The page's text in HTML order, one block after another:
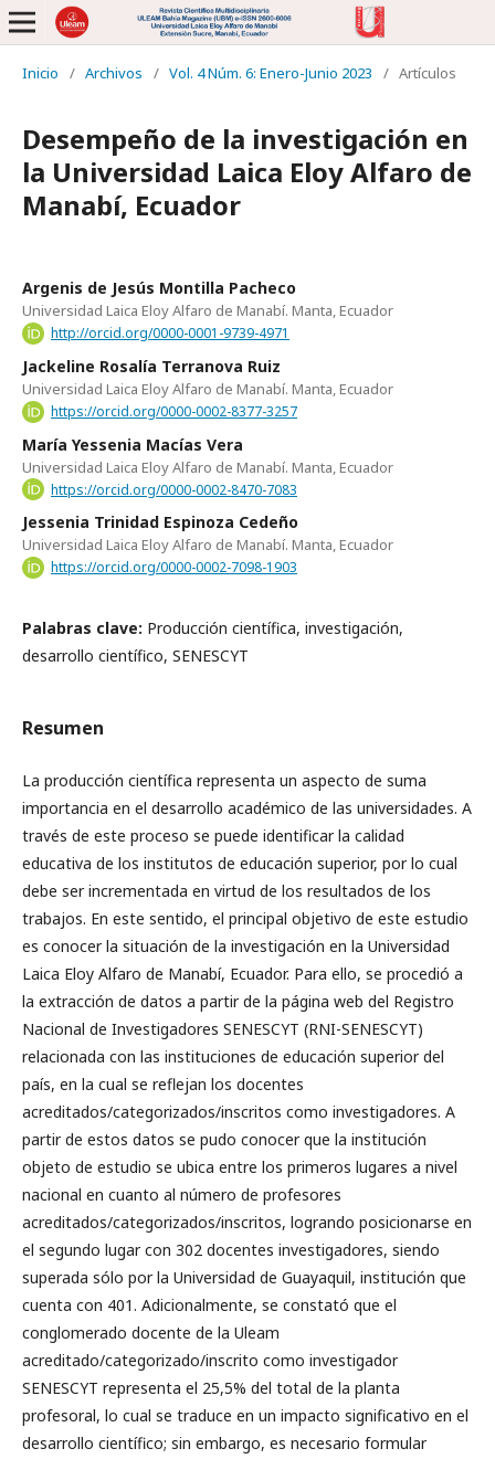
Inicio / Archivos / Vol. 4 Núm. 6: Enero-Junio 2023 / Artículos
Desempeño de la investigación en
la Universidad Laica Eloy Alfaro de
Manabí, Ecuador
Argenis de Jesús Montilla Pacheco
Universidad Laica Eloy Alfaro de Manabí. Manta, Ecuador
http://orcid.org/0000-0001-9739-4971
Jackeline Rosalía Terranova Ruiz
Universidad Laica Eloy Alfaro de Manabí. Manta, Ecuador
https://orcid.org/0000-0002-8377-3257
María Yessenia Macías Vera
Universidad Laica Eloy Alfaro de Manabí. Manta, Ecuador
https://orcid.org/0000-0002-8470-7083
Jessenia Trinidad Espinoza Cedeño
Universidad Laica Eloy Alfaro de Manabí. Manta, Ecuador
https://orcid.org/0000-0002-7098-1903
Palabras clave: Producción científica, investigación,
desarrollo científico, SENESCYT
Resumen
La producción científica representa un aspecto de suma
importancia en el desarrollo académico de las universidades. A
través de este proceso se puede identificar la calidad
educativa de los institutos de educación superior, por lo cual
debe ser incrementada en virtud de los resultados de los
trabajos. En este sentido, el principal objetivo de este estudio
es conocer la situación de la investigación en la Universidad
Laica Eloy Alfaro de Manabí, Ecuador. Para ello, se procedió a
la extracción de datos a partir de la página web del Registro
Nacional de Investigadores SENESCYT (RNI-SENESCYT)
relacionada con las instituciones de educación superior del
país, en la cual se reflejan los docentes
acreditados/categorizados/inscritos como investigadores. A
partir de estos datos se pudo conocer que la institución
objeto de estudio se ubica entre los primeros lugares a nivel
nacional en cuanto al número de profesores
acreditados/categorizados/inscritos, logrando posicionarse en
el segundo lugar con 302 docentes investigadores, siendo
superada sólo por la Universidad de Guayaquil, institución que
cuenta con 401. Adicionalmente, se constató que el
conglomerado docente de la Uleam
acreditado/categorizado/inscrito como investigador
SENESCYT representa el 25,5% del total de la planta
profesoral, lo cual se traduce en un impacto significativo en el
desarrollo científico; sin embargo, es necesario formular